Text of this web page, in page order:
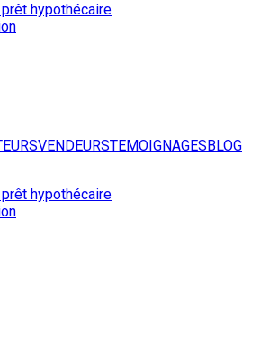
hypothécaire
VENDEURSTEMOIGNAGESBLOG
hypothécaire